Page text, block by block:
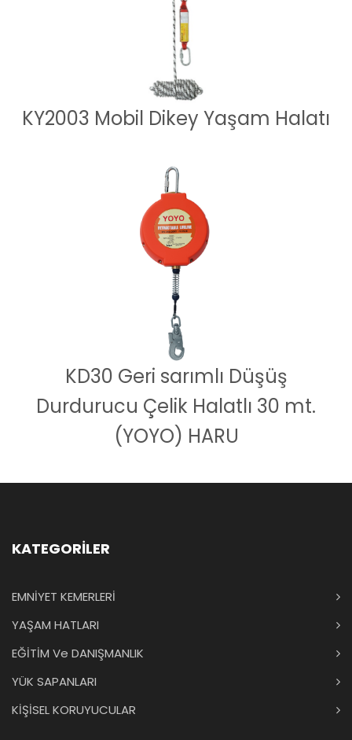
KY2003 Mobil Dikey Yaşam Halatı
KD30 Geri sarımlı Düşüş
Durdurucu Çelik Halatlı 30 mt.
(YOYO) HARU
KATEGORİLER
EMNİYET KEMERLERİ
YAŞAM HATLARI
EĞİTİM Ve DANIŞMANLIK
YÜK SAPANLARI
KİŞİSEL KORUYUCULAR